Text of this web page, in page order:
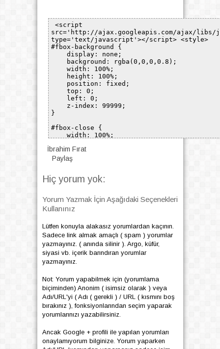
İbrahim Fırat
Paylaş
Hiç yorum yok:
Yorum Yazmak İçin Aşağıdaki Seçenekleri
Kullanınız
Lütfen konuyla alakasız yorumlardan kaçının.
Sadece link almak amaçlı ( spam ) yorumlar
yazmayınız. ( anında silinir ). Argo, küfür,
siyasi vb. içerik barındıran yorumlar
yazmayınız.
Not: Yorum yapabilmek için (yorumlama
biçiminden) Anonim ( isimsiz olarak ) veya
Adı/URL'yi ( Adı ( gerekli ) / URL ( kısmını boş
bırakınız ), fonksiyonlarından seçim yaparak
yorumlarınızı yazabilirsiniz.
Ancak Google + profili ile yapılan yorumları
onaylamıyorum bilginize. Yorum yaparken